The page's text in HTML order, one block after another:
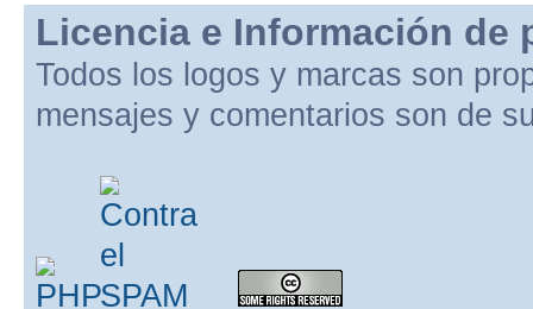
Licencia e Información de
Todos los logos y marcas son
mensajes y comentarios son de